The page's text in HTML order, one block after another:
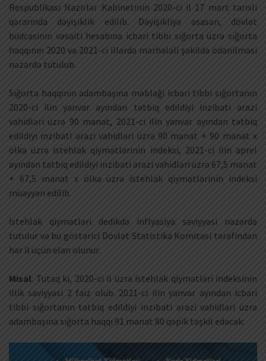
Respublikası Nazirlər Kabinetinin 2020-ci il 17 mart tarixli
qərarında dəyişiklik edilib. Dəyişikliyə əsasən, dövlət
büdcəsinin vəsaiti hesabına icbari tibbi sığorta üzrə sığorta
haqqının 2020 və 2021-ci illərdə mərhələli şəkildə ödənilməsi
nəzərdə tutulub.
Sığorta haqqının adambaşına məbləği icbari tibbi sığortanın
2020-ci ilin yanvar ayından tətbiq edildiyi inzibati ərazi
vahidləri üzrə 90 manat, 2021-ci ilin yanvar ayından tətbiq
edildiyi inzibati ərazi vahidləri üzrə 90 manat + 90 manat x
ölkə üzrə istehlak qiymətlərinin indeksi, 2021-ci ilin aprel
ayından tətbiq edildiyi inzibati ərazi vahidləri üzrə 67,5 manat
+ 67,5 manat x ölkə üzrə istehlak qiymətlərinin indeksi
müəyyən edilib.
İstehlak qiymətləri dedikdə inflyasiya səviyyəsi nəzərdə
tutulur və bu göstərici Dövlət Statistika Komitəsi tərəfindən
hər il üçün elan olunur.
Misal: Tutaq ki, 2020-ci il üzrə istehlak qiymətləri indeksinin
illik səviyyəsi 2 faiz olub. 2021-ci ilin yanvar ayından icbari
tibbi sığortanın tətbiq edildiyi inzibati ərazi vahidləri üzrə
adambaşına sığorta haqqı 91 manat 80 qəpik təşkil edəcək: